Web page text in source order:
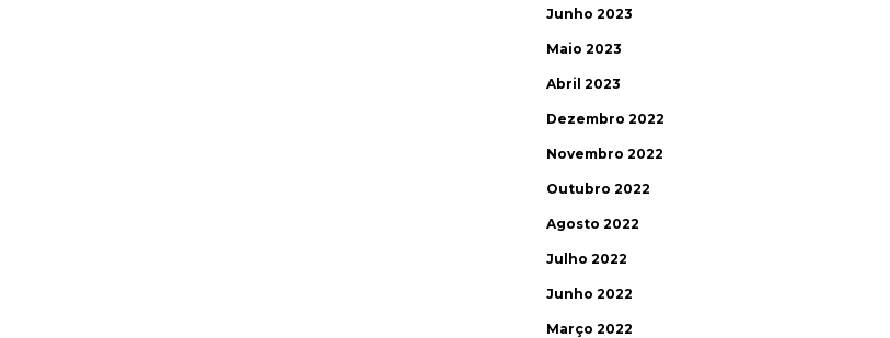
Junho 2023
Maio 2023
Abril 2023
Dezembro 2022
Novembro 2022
Outubro 2022
Agosto 2022
Julho 2022
Junho 2022
Março 2022